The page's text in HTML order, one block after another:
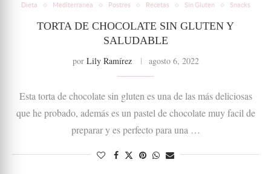
Dieta Mediterranea Postres Recetas Sin Gluten Snacks
TORTA DE CHOCOLATE SIN GLUTEN Y
SALUDABLE
por Lily Ramírez agosto 6, 2022
Esta torta de chocolate sin gluten es una de las más deliciosas
que he probado, además es un pastel de chocolate muy facil de
preparar y es perfecto para una …